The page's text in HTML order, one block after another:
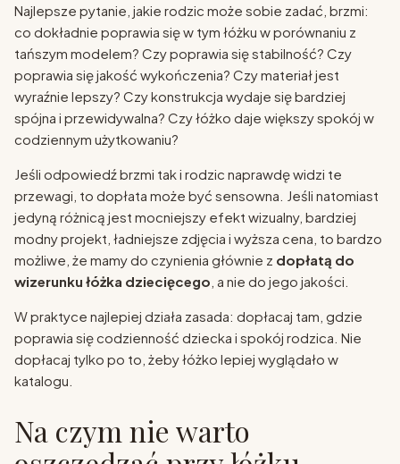
Najlepsze pytanie, jakie rodzic może sobie zadać, brzmi:
co dokładnie poprawia się w tym łóżku w porównaniu z
tańszym modelem? Czy poprawia się stabilność? Czy
poprawia się jakość wykończenia? Czy materiał jest
wyraźnie lepszy? Czy konstrukcja wydaje się bardziej
spójna i przewidywalna? Czy łóżko daje większy spokój w
codziennym użytkowaniu?
Jeśli odpowiedź brzmi tak i rodzic naprawdę widzi te
przewagi, to dopłata może być sensowna. Jeśli natomiast
jedyną różnicą jest mocniejszy efekt wizualny, bardziej
modny projekt, ładniejsze zdjęcia i wyższa cena, to bardzo
możliwe, że mamy do czynienia głównie z dopłatą do
wizerunku łóżka dziecięcego , a nie do jego jakości.
W praktyce najlepiej działa zasada: dopłacaj tam, gdzie
poprawia się codzienność dziecka i spokój rodzica. Nie
dopłacaj tylko po to, żeby łóżko lepiej wyglądało w
katalogu.
Na czym nie warto